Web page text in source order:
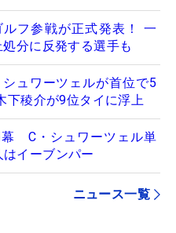
フ参戦が正式発表！ 一
分に反発する選手も
ュワーツェルが首位で5
稜介が9位タイに浮上
幕 C・シュワーツェル単
イーブンパー
ニュース一覧